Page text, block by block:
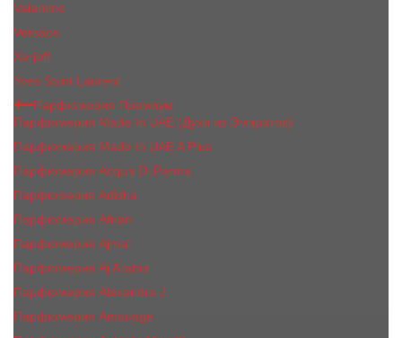
Valentino
Versace
Xerjoff
Yves Saint Laurent
Парфюмерия Премиум
Парфюмерия Made In UAE (Духи из Эмиратов)
Парфюмерия Made In UAE A Plus
Парфюмерия Acqua Di Parma
Парфюмерия Adisha
Парфюмерия Afnan
Парфюмерия Ajmal
Парфюмерия Aj Arabia
Парфюмерия Alexandre J.
Парфюмерия Amouage